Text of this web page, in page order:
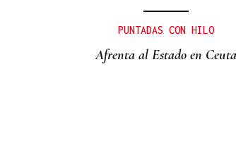
la Ley de Turismo de
GaliciaPUNTADAS CON HILO
Afrenta al Estado en Ceuta